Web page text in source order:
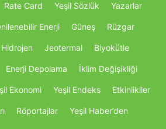
Rate Card Yeşil Sözlük Yazarlar
Enerji Güneş Rüzgar
Hidrojen Jeotermal Biyokütle
Enerji Depolama İklim Değişikliği
Ekonomi Yeşil Endeks Etkinlikller
Röportajlar Yeşil Haber’den